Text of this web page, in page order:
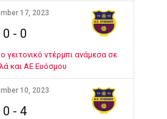
17, 2023
0 - 0
γειτονικό ντέρμπι ανάμεσα σε
και ΑΕ Ευόσμου
10, 2023
0 - 4